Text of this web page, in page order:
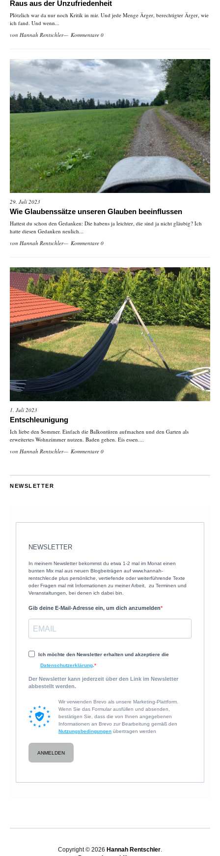
Raus aus der Unzufriedenheit
Plötzlich war da nur noch Kritik in mir. Und jede Menge Ärger, berechtigter Ärger, wie
ich fand. Und wenn...
von Hannah Rentschler Kommentare 0
29. Juli 2023
Wie Glaubenssätze unseren Glauben beeinflussen
Hattest du schon den Gedanken: Die habens ja leichter, die sind ja nicht gläubig? Ich
hatte diesen Gedanken neulich...
von Hannah Rentschler Kommentare 0
1. Juli 2023
Entschleunigung
Ich liebe den Sommer. Einfach die Balkontüren aufmachen und den Garten als
erweitertes Wohnzimmer nutzen. Baden gehen. Eis essen....
von Hannah Rentschler Kommentare 0
NEWSLETTER
NEWSLETTER
In meinem Newsletter bekommst du etwa 1-2 mal im Monat einen
bunten Mix mal aus neuen Blogbeiträgen auf www.hannah-
rentschler.de plus persönliche, vertiefende oder weiterführende Texte
oder Fragen mal mit Informationen zu meiner Arbeit, zu Terminen und
Veranstaltungen, bei denen ich dabei bin.
Gib deine E-Mail-Adresse ein, um dich anzumelden
Ich möchte den Newsletter erhalten und akzeptiere die
Datenschutzerklärung.
Der Newsletter kann jederzeit über den Link im Newsletter
abbestellt werden.
Wir verwenden Brevo als unsere Marketing-Plattform.
Wenn Sie das Formular ausfüllen und absenden,
bestätigen Sie, dass die von Ihnen angegebenen
Informationen an Brevo zur Bearbeitung gemäß den
Nutzungsbedingungen übertragen werden
ANMELDEN
Copyright © 2026 Hannah Rentschler